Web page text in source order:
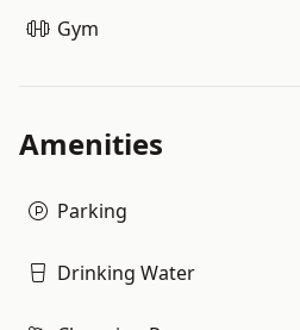
Gym
Amenities
Parking
Drinking Water